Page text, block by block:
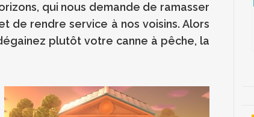
qui nous demande de ramasser
de rendre service à nos voisins. Alors
plutôt votre canne à pêche, la